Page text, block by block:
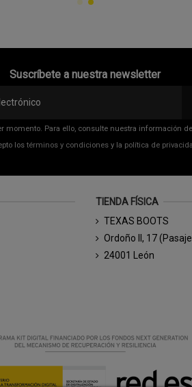
Suscríbete a nuestra newsletter
momento. Para ello, consulte nuestra información
los términos y condicionesy la política de
TIENDA FÍSICA
TEXAS BOOTS
Ordoño II, 17
24001 León